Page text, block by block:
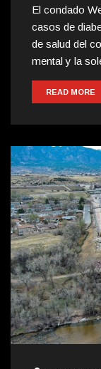
El condado
casos de
de salud del
mental y la
READ MORE